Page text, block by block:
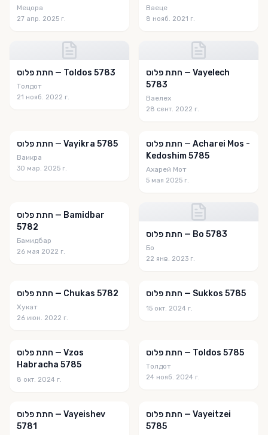
Мецора
27 апр. 2025 г.
Ваеце
8 нояб. 2021 г.
חתת פלוס — Toldos 5783
Толдот
21 нояб. 2022 г.
חתת פלוס — Vayelech
5783
Ваелех
28 сент. 2022 г.
חתת פלוס — Vayikra 5785
Ваикра
30 мар. 2025 г.
חתת פלוס — Acharei Mos -
Kedoshim 5785
Ахарей Мот
5 мая 2025 г.
חתת פלוס — Bamidbar
5782
Бамидбар
26 мая 2022 г.
חתת פלוס — Bo 5783
Бо
22 янв. 2023 г.
חתת פלוס — Chukas 5782
Хукат
26 июн. 2022 г.
חתת פלוס — Sukkos 5785
15 окт. 2024 г.
חתת פלוס — Vzos
Habracha 5785
8 окт. 2024 г.
חתת פלוס — Toldos 5785
Толдот
24 нояб. 2024 г.
חתת פלוס — Vayeishev
5781
חתת פלוס — Vayeitzei
5785